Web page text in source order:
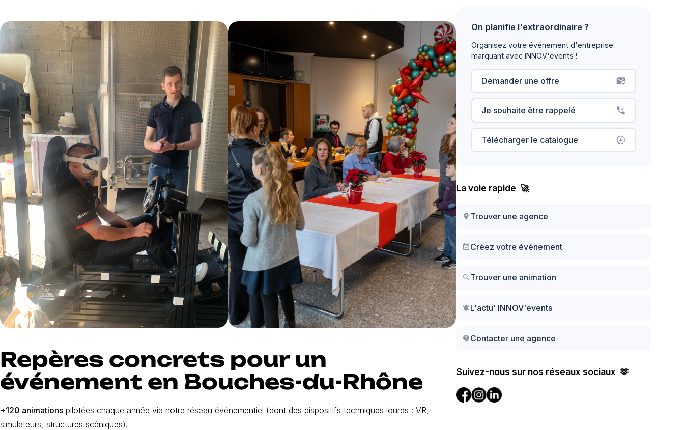
Repères concrets pour un
événement en Bouches-du-Rhône
+120 animations pilotées chaque année via notre réseau événementiel (dont des dispositifs techniques lourds : VR,
simulateurs, structures scéniques).
On planifie l'extraordinaire ?
Organisez votre événement d'entreprise
marquant avec INNOV'events !
Demander une offre mark_email_read
Je souhaite être rappelé phone_callback
Télécharger le catalogue downloading
La voie rapide 🚀
location_on Trouver une agence
event_availableCréez votre événement
searchTrouver une animation
notifications_activeL'actu' INNOV'events
contact_supportContacter une agence
Suivez-nous sur nos réseaux sociaux 🫶